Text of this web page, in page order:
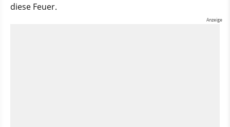
diese Feuer.